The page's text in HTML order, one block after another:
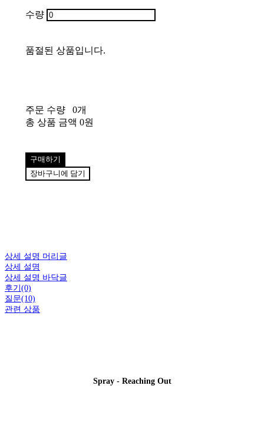
수량
품절된 상품입니다.
주문 수량
0개
총 상품 금액 0원
구매하기
장바구니에 담기
상세 설명 머리글
상세 설명
상세 설명 바닥글
후기(0)
질문(10)
관련 상품
Spray - Reaching Out